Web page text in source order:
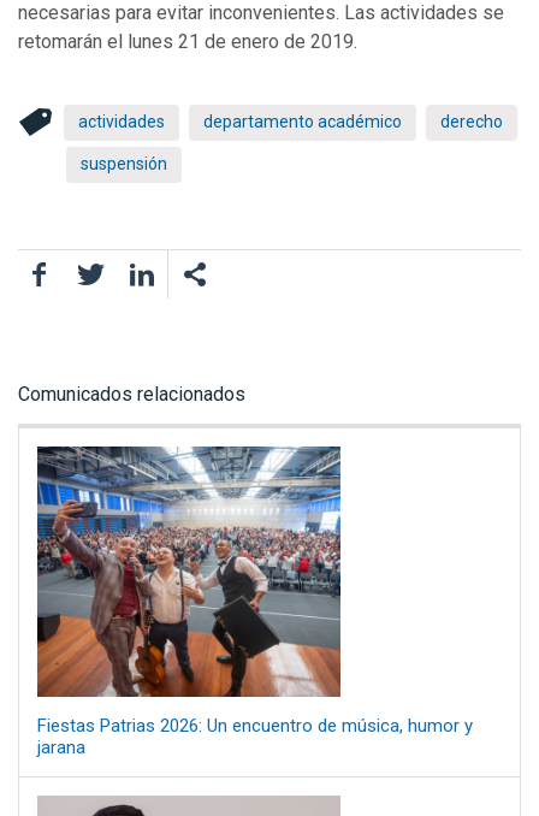
necesarias para evitar inconvenientes. Las actividades se
retomarán el lunes 21 de enero de 2019.
actividades departamento académico derecho
suspensión
FacebookTwitterLinkedIn
Comunicados relacionados
Fiestas Patrias 2026: Un encuentro de música, humor y
jarana